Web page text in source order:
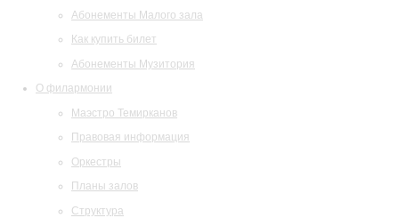
Абонементы Малого зала
Как купить билет
Абонементы Музитория
О филармонии
Маэстро Темирканов
Правовая информация
Оркестры
Планы залов
Структура